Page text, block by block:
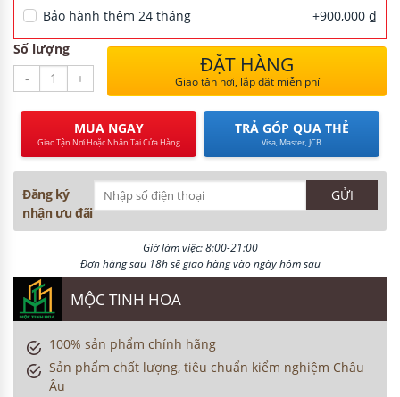
CƯ
Bảo hành thêm 24 tháng
+900,000 ₫
Số lượng
-
+
ĐẶT HÀNG
Giao tận nơi, lắp đặt miễn phí
MUA NGAY
Giao Tận Nơi Hoặc Nhận Tại Cửa Hàng
TRẢ GÓP QUA THẺ
Visa, Master, JCB
Đăng ký
nhận ưu đãi
Giờ làm việc: 8:00-21:00
Đơn hàng sau 18h sẽ giao hàng vào ngày hôm sau
MỘC TINH HOA
100% sản phẩm chính hãng
Sản phẩm chất lượng, tiêu chuẩn kiểm nghiệm Châu
Âu